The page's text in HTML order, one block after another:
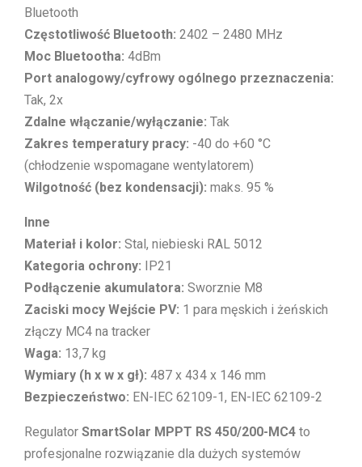
Bluetooth
Częstotliwość Bluetooth: 2402 – 2480 MHz
Moc Bluetootha: 4dBm
Port analogowy/cyfrowy ogólnego przeznaczenia:
Tak, 2x
Zdalne włączanie/wyłączanie: Tak
Zakres temperatury pracy: -40 do +60 °C
(chłodzenie wspomagane wentylatorem)
Wilgotność (bez kondensacji): maks. 95 %
Inne
Materiał i kolor: Stal, niebieski RAL 5012
Kategoria ochrony: IP21
Podłączenie akumulatora: Sworznie M8
Zaciski mocy Wejście PV: 1 para męskich i żeńskich
złączy MC4 na tracker
Waga: 13,7 kg
Wymiary (h x w x gł): 487 x 434 x 146 mm
Bezpieczeństwo: EN-IEC 62109-1, EN-IEC 62109-2
Regulator SmartSolar MPPT RS 450/200-MC4 to
profesjonalne rozwiązanie dla dużych systemów